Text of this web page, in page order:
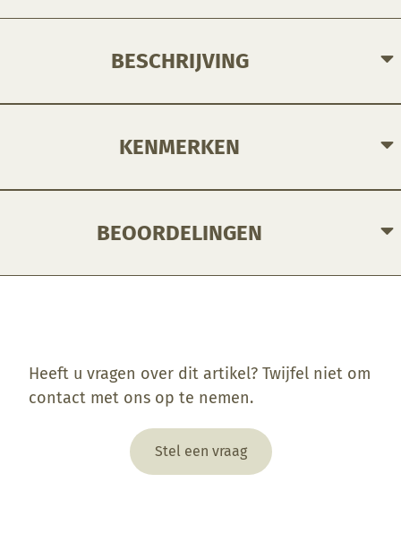
BESCHRIJVING
KENMERKEN
BEOORDELINGEN
Heeft u vragen over dit artikel? Twijfel niet om
contact met ons op te nemen.
Stel een vraag